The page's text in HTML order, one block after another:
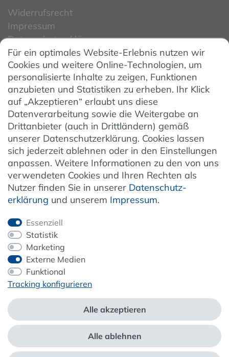
Widerrufsrecht
Impressum
Datenschutzerklärung
Datenschutzeinstellungen
AGB
Barrierefreiheit
Hinweise zur Batterieentsorgung
Entsorgung von Elektro-Altgeräten
Vertrag widerrufen
Newsletter
Jetzt anmelden
ZAHLUNG & VERSAND
*Alle Preise inkl. der gesetzl. MwSt. zzgl.Service- und Versandkosten
Für ein optimales Website-Erlebnis nutzen wir
Cookies und weitere Online-Technologien, um
personalisierte Inhalte zu zeigen, Funktionen
anzubieten und Statistiken zu erheben. Ihr Klick
auf „Akzeptieren“ erlaubt uns diese
Datenverarbeitung sowie die Weitergabe an
Drittanbieter (auch in Drittländern) gemäß
unserer Datenschutzerklärung. Cookies lassen
sich jederzeit ablehnen oder in den Einstellungen
anpassen. Weitere Informationen zu den von uns
verwendeten Cookies und Ihren Rechten als
Nutzer finden Sie in unserer Daten­schutz­
erklärung und unserem Impressum.
Essenziell
Statistik
Marketing
Externe Medien
Funktional
Tracking konfigurieren
Alle akzeptieren
Alle ablehnen